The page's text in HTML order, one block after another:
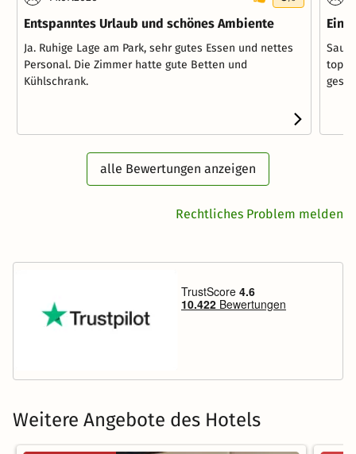
Entspanntes Urlaub und schönes Ambiente
Ja. Ruhige Lage am Park, sehr gutes Essen und nettes
Personal. Die Zimmer hatte gute Betten und
Kühlschrank.
Ein
alle Bewertungen anzeigen
Rechtliches Problem melden
Weitere Angebote des Hotels